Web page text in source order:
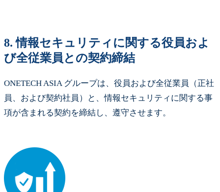
8. 情報セキュリティに関する役員およ
び全従業員との契約締結
ONETECH ASIA グループは、役員および全従業員（正社
員、および契約社員）と、情報セキュリティに関する事
項が含まれる契約を締結し、遵守させます。